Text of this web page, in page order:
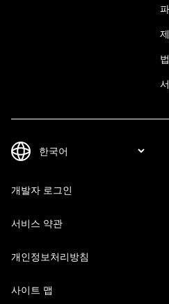
개발자 로그인
서비스 약관
개인정보처리방침
사이트 맵